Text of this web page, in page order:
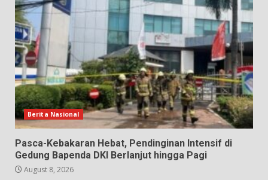
Berita Nasional
Pasca-Kebakaran Hebat, Pendinginan Intensif di
Gedung Bapenda DKI Berlanjut hingga Pagi
August 8, 2026